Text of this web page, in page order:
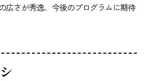
広さが秀逸、今後のプログラムに期待